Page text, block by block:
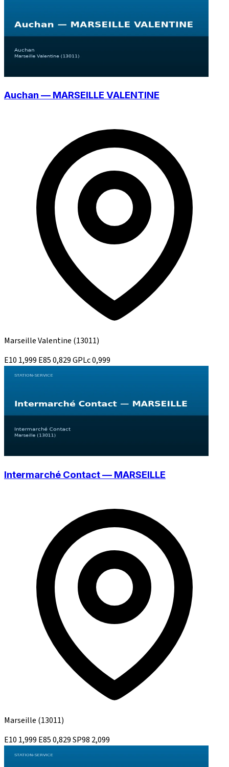
Auchan — MARSEILLE VALENTINE
Marseille Valentine (13011)
E10 1,999 E850,829GPLc0,999
Intermarché Contact — MARSEILLE
Marseille (13011)
E10 1,999 E850,829SP98 2,099